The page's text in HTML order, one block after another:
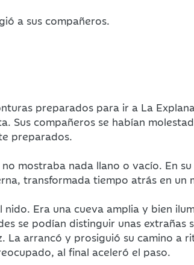
a sus compañeros.
preparados para ir a La
Sus compañeros se habían
preparados.
mostraba nada llano o vacío. En
transformada tiempo atrás en un
Era una cueva amplia y bien
se podían distinguir unas extrañas
arrancó y prosiguió su camino a
al final aceleró el paso.